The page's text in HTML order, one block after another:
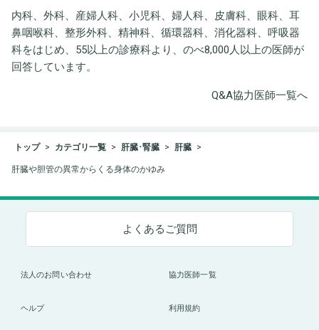
内科、外科、産婦人科、小児科、婦人科、皮膚科、眼科、耳
鼻咽喉科、整形外科、精神科、循環器科、消化器科、呼吸器
科をはじめ、55以上の診療科より、のべ8,000人以上の医師が
回答しています。
Q&A協力医師一覧へ
トップ カテゴリ一覧 肝臓･腎臓 肝臓
肝臓や胆管の異常からくる身体のかゆみ
よくあるご質問
法人のお問い合わせ 協力医師一覧
ヘルプ 利用規約